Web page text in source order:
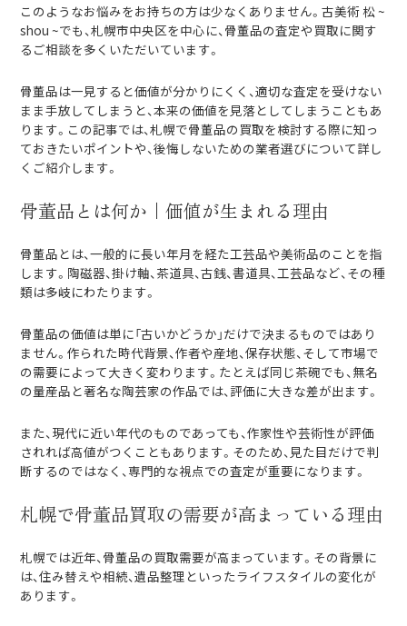
このようなお悩みをお持ちの方は少なくありません。古美術 松 ~
shou ~でも、札幌市中央区を中心に、骨董品の査定や買取に関す
るご相談を多くいただいています。
骨董品は一見すると価値が分かりにくく、適切な査定を受けない
まま手放してしまうと、本来の価値を見落としてしまうこともあ
ります。この記事では、札幌で骨董品の買取を検討する際に知っ
ておきたいポイントや、後悔しないための業者選びについて詳し
くご紹介します。
骨董品とは何か｜価値が生まれる理由
骨董品とは、一般的に長い年月を経た工芸品や美術品のことを指
します。陶磁器、掛け軸、茶道具、古銭、書道具、工芸品など、その種
類は多岐にわたります。
骨董品の価値は単に「古いかどうか」だけで決まるものではあり
ません。作られた時代背景、作者や産地、保存状態、そして市場で
の需要によって大きく変わります。たとえば同じ茶碗でも、無名
の量産品と著名な陶芸家の作品では、評価に大きな差が出ます。
また、現代に近い年代のものであっても、作家性や芸術性が評価
されれば高値がつくこともあります。そのため、見た目だけで判
断するのではなく、専門的な視点での査定が重要になります。
札幌で骨董品買取の需要が高まっている理由
札幌では近年、骨董品の買取需要が高まっています。その背景に
は、住み替えや相続、遺品整理といったライフスタイルの変化が
あります。